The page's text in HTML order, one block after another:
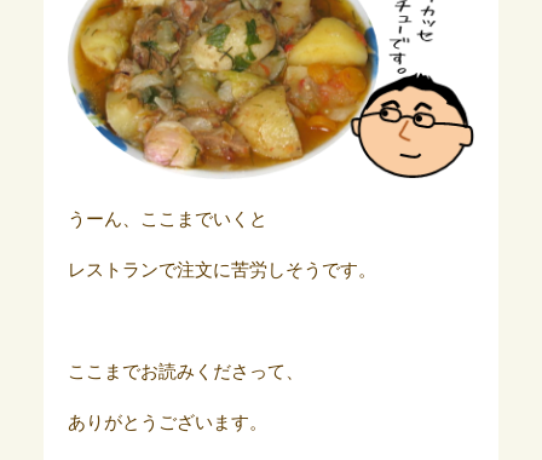
うーん、ここまでいくと
レストランで注文に苦労しそうです。
ここまでお読みくださって、
ありがとうございます。